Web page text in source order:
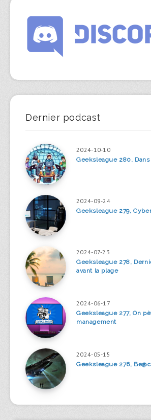
Dernier podcast
2024-10-10
Geeksleague 280,
2024-09-24
Geeksleague 279,
2024-07-23
Geeksleague 278,
avant la plage
2024-06-17
Geeksleague 277, On
management
2024-05-15
Geeksleague 276,